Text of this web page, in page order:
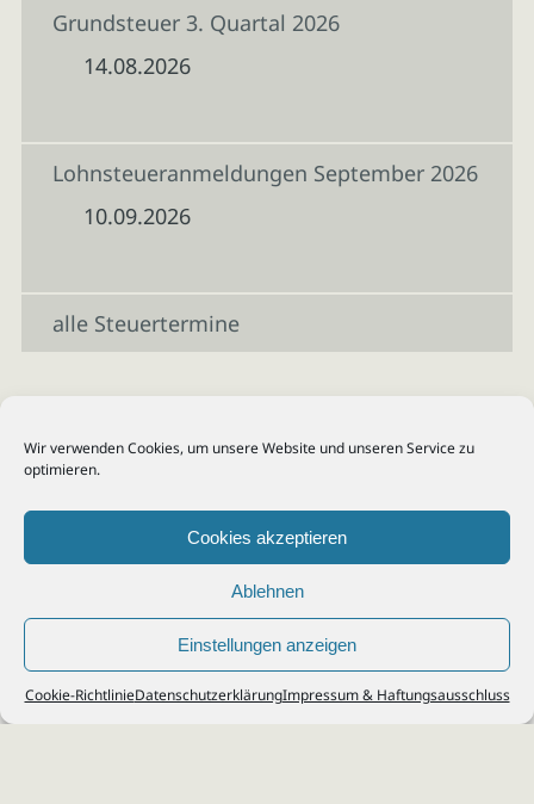
Wir verwenden Cookies, um unsere Website und unseren Service zu
optimieren.
Cookies akzeptieren
Ablehnen
Einstellungen anzeigen
Cookie-RichtlinieDatenschutzerklärungImpressum & Haftungsausschluss
Grundsteuer 3. Quartal 2026
14.08.2026
Lohnsteueranmeldungen September 2026
10.09.2026
alle Steuertermine
© 2026Steuerberater Kempf, Köln - Steuerberatung Poll, Porz, Deutz, Mülheim,